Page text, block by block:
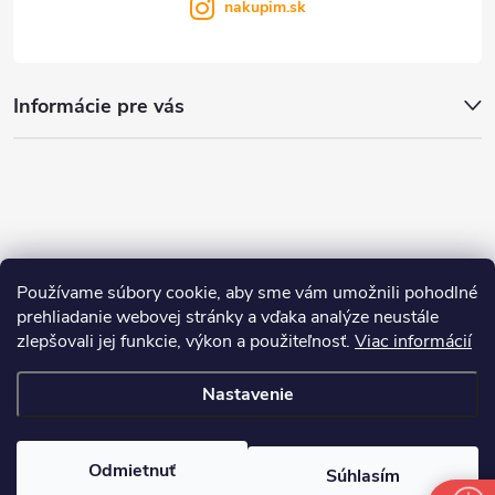
Používame súbory cookie, aby sme vám umožnili pohodlné
prehliadanie webovej stránky a vďaka analýze neustále
zlepšovali jej funkcie, výkon a použiteľnosť. Viac informácií
Nastavenie
Odmietnuť Súhlasím
Informácie pre vás
nakupim.sk
Copyright 2026
cookies